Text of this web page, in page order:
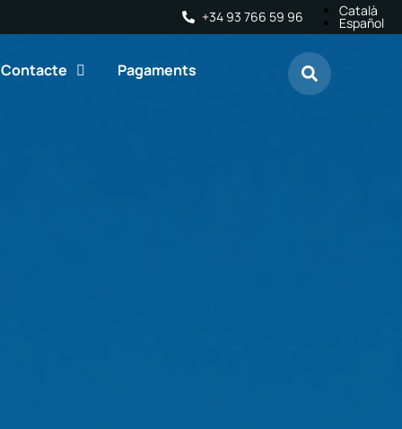
+34 93 766 59 96 Català
Español
Contacte Pagaments